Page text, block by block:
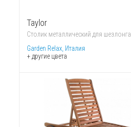
Taylor
Столик металлический для шезлонга
Garden Relax, Италия
+ другие цвета